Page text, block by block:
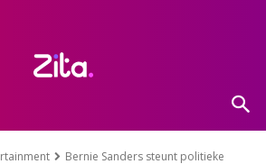
Bernie Sanders steunt politieke